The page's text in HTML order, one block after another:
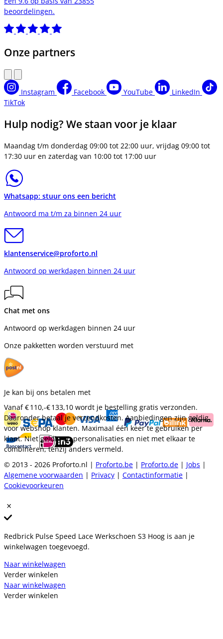
beoordelingen.
Onze partners
Instagram Facebook YouTube
LinkedIn
TikTok
Hulp nodig? We staan voor je klaar
Maandag t/m donderdag 09:00 tot 22:00 uur, vrijdag 09:00 tot
17:30 uur en zaterdag van 10:00 tot 17:00 uur
Whatsapp: stuur ons een bericht
Antwoord ma t/m za binnen 24 uur
klantenservice@proforto.nl
Antwoord op werkdagen binnen 24 uur
Chat met ons
Antwoord op werkdagen binnen 24 uur
Onze pakketten worden verstuurd met
Je kan bij ons betalen met
Vanaf€ 110,-€ 133,10 wordt je bestelling gratis verzonden.
Daaronder betaal je verzendkosten. Aanbiedingen zijn geldig
voor webshop klanten. Maximaal één keer te gebruiken per
klant. Niet geldig op personalisaties en niet met elkaar te
combineren, tenzij anders vermeld.
© 2013 - 2026 Proforto.nl | Proforto.be | Proforto.de | Jobs |
Algemene voorwaarden | Privacy | Contactinformatie |
Cookievoorkeuren
Redbrick Pulse Speed Lace Werkschoen S3 Hoog is aan je
winkelwagen toegevoegd.
Naar winkelwagen
Verder winkelen
Naar winkelwagen
Verder winkelen